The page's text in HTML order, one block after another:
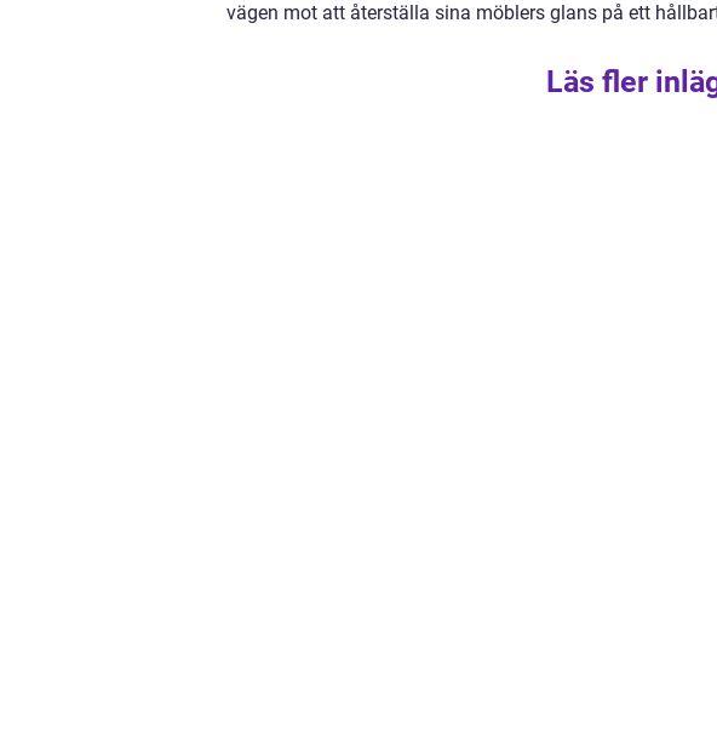
vägen mot att återställa sina möblers glans på ett
Läs fler